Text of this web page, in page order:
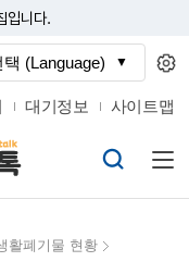
입니다.
대기정보 사이트맵
활폐기물 현황
(Language)